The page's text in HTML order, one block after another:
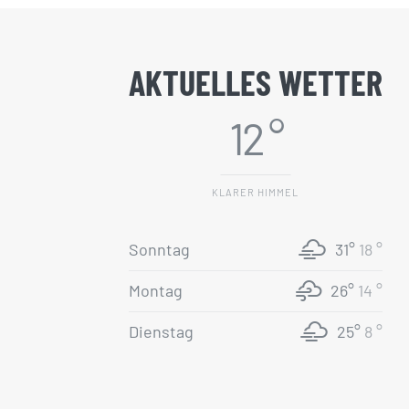
AKTUELLES WETTER
12 °
KLARER HIMMEL
Sonntag 31° 18 °
Montag 26° 14 °
Dienstag 25° 8 °